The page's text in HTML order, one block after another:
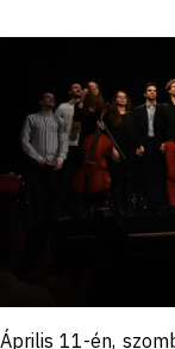
Április 11-én,